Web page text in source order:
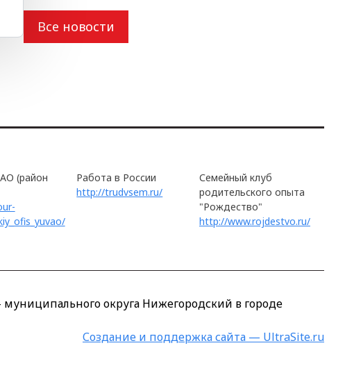
Все новости
(район
Работа в России
http://trudvsem.ru/
Семейный клуб
родительского опыта
"Рождество"
http://www.rojdestvo.ru/
округа Нижегородский в городе
Создание и поддержка сайта — UltraSite.ru